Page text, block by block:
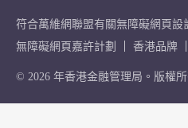
符合萬維網聯盟有關無障礙網頁設
無障礙網頁嘉許計劃
香港品牌
© 2026 年香港金融管理局。版權所